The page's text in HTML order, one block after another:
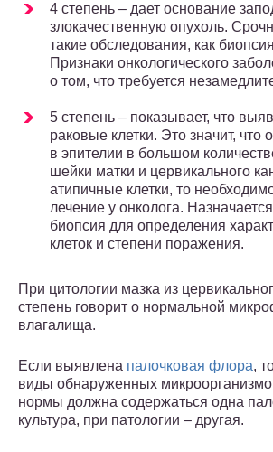
4 степень – дает основание
злокачественную опухоль.
такие обследования, как
Признаки онкологического
о том, что требуется
5 степень – показывает, что
раковые клетки. Это значит, что
в эпителии в большом
шейки матки и цервикального
атипичные клетки, то
лечение у онколога.
биопсия для определения
клеток и степени поражения.
При цитологии мазка из
степень говорит о нормальной
влагалища.
Если выявлена палочковая флора,
виды обнаруженных
нормы должна содержаться одна
культура, при патологии – другая.